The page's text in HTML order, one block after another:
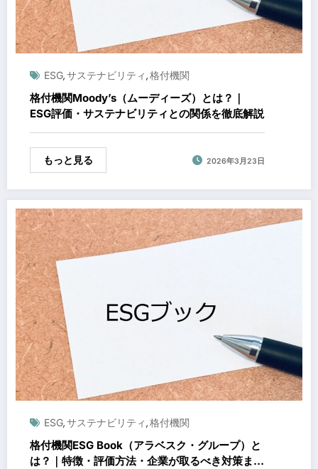
ESG,サステナビリティ,格付機関
格付機関Moody’s（ムーディーズ）とは？｜
ESG評価・サステナビリティとの関係を徹底解説
もっと見る 2026年3月23日
ESG,サステナビリティ,格付機関
格付機関ESG Book（アラベスク・グループ）と
は？｜特徴・評価方法・企業が取るべき対策まで